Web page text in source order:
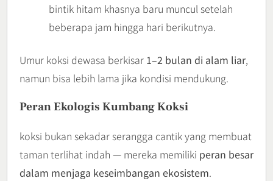
bintik hitam khasnya baru muncul setelah
beberapa jam hingga hari berikutnya.
Umur koksi dewasa berkisar 1–2 bulan di alam liar,
namun bisa lebih lama jika kondisi mendukung.
Peran Ekologis Kumbang Koksi
koksi bukan sekadar serangga cantik yang membuat
taman terlihat indah — mereka memiliki peran besar
dalam menjaga keseimbangan ekosistem.